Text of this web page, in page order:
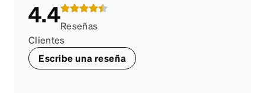
4.4Reseñas
Clientes
Escribe una reseña